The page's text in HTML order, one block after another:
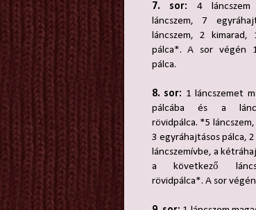
7. sor: 4 láncszem
láncszem, 7
láncszem, 2 kimarad,
pálca*. A sor végén
pálca.
8. sor: 1 láncszemet
pálcába és a
rövidpálca. *5
3 egyráhajtásos pálca,
láncszemívbe, a
a következő
rövidpálca*. A sor